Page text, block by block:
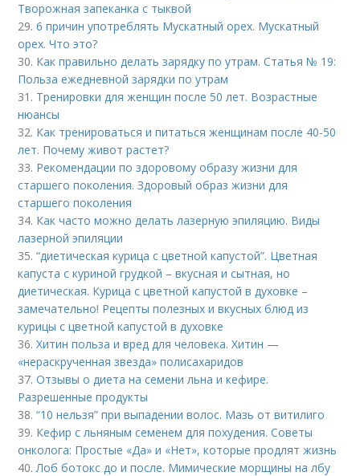
Творожная запеканка с тыквой
29.6 причин употреблять Мускатный орех. Мускатный
орех. Что это?
30. Как правильно делать зарядку по утрам. Статья № 19:
Польза ежедневной зарядки по утрам
31. Тренировки для женщин после 50 лет. Возрастные
нюансы
32. Как тренироваться и питаться женщинам после 40-50
лет. Почему живот растет?
33. Рекомендации по здоровому образу жизни для
старшего поколения. Здоровый образ жизни для
старшего поколения
34. Как часто можно делать лазерную эпиляцию. Виды
лазерной эпиляции
35.“диетическая курица с цветной капустой”. Цветная
капуста с куриной грудкой – вкусная и сытная, но
диетическая. Курица с цветной капустой в духовке –
замечательно! Рецепты полезных и вкусных блюд из
курицы с цветной капустой в духовке
36.Хитин польза и вред для человека. Хитин —
«нераскрученная звезда» полисахаридов
37.Отзывы о диета на семени льна и кефире.
Разрешенные продукты
38.“10 нельзя” при выпадении волос. Мазь от витилиго
39. Кефир с льняным семенем для похудения. Советы
онколога: Простые «Да» и «Нет», которые продлят жизнь
40.Лоб ботокс до и после. Мимические морщины на лбу